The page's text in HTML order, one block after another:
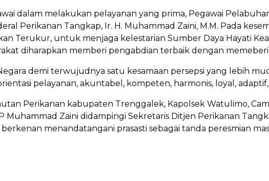
dalam melakukan pelayanan yang prima, Pegawai
Perikanan Tangkap, Ir. H. Muhammad Zaini, M.M. Pada
Terukur, untuk menjaga kelestarian Sumber Daya Hayati
diharapkan memberi pengabdian terbaik dengan
demi terwujudnya satu kesamaan persepsi yang lebih
pelayanan, akuntabel, kompeten, harmonis, loyal,
Perikanan kabupaten Trenggalek, Kapolsek Watulimo,
Muhammad Zaini didampingi Sekretaris Ditjen Perikanan
menandatangani prasasti sebagai tanda peresmian